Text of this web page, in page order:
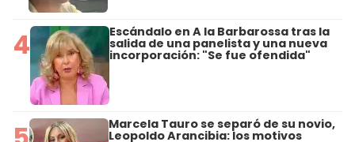
4 Escándalo en A la Barbarossa tras la
salida de una panelista y una nueva
incorporación: "Se fue ofendida"
Marcela Tauro se separó de su novio,
Leopoldo Arancibia: los motivos